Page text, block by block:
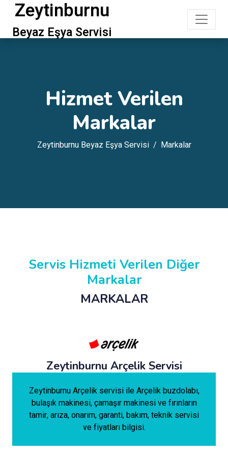
Zeytinburnu
Beyaz Eşya Servisi
Hizmet Verilen
Markalar
Zeytinburnu Beyaz Eşya Servisi Markalar
Servis Hizmeti Verilen Diğer
Markalar
MARKALAR
Zeytinburnu Arçelik Servisi
Zeytinburnu Arçelik servisi ile Arçelik buzdolabı,
bulaşık makinesi, çamaşır makinesi ve fırınların
tamir, arıza, onarım, garanti, bakım, teknik servisi
ve fiyatları bilgisi.